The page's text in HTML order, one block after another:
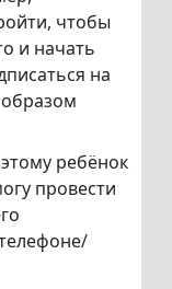
чтобы
и начать
на
ребёнок
провести